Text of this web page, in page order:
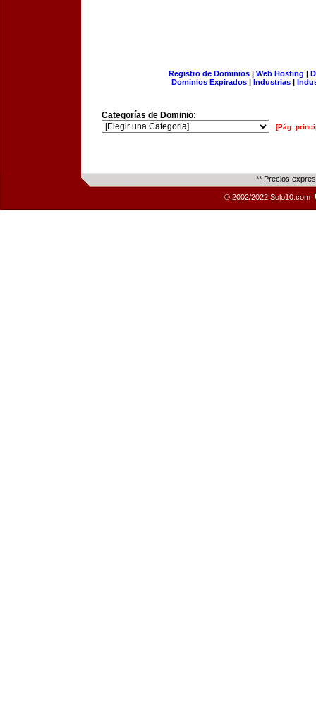
Registro de Dominios| Web Hosting |
Dominios Expirados | Industrias |
Categorías de Dominio:
[Pág.
** Precios
© 2002/2022 Solo10.com